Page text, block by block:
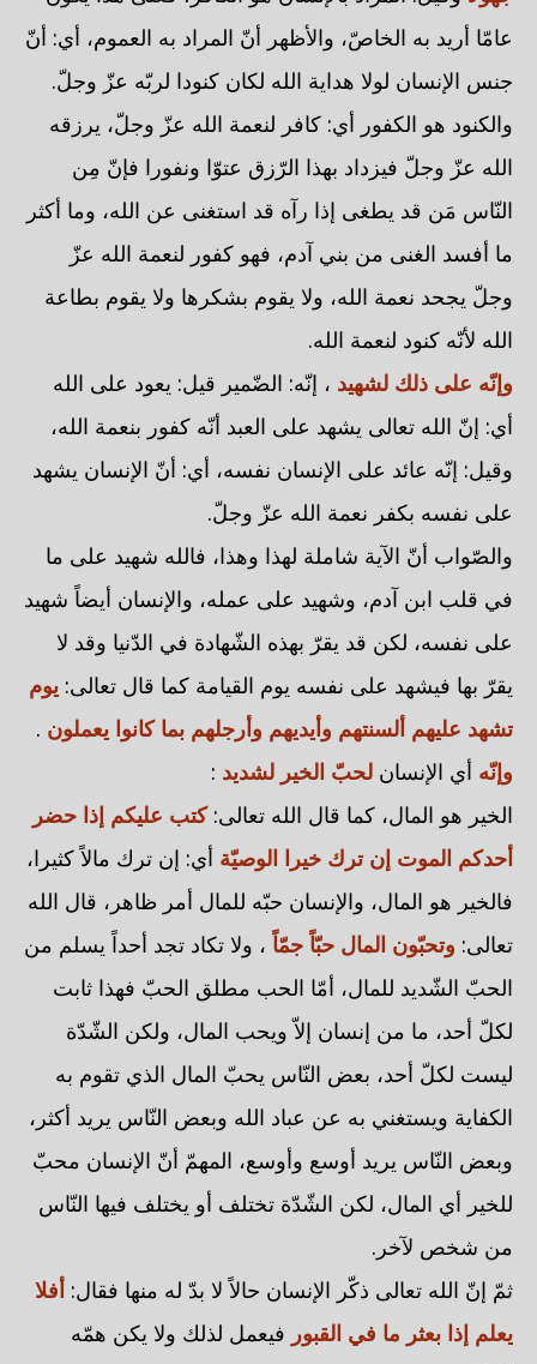
عامّا أريد به الخاصّ، والأظهر أنّ المراد به العموم، أي: أنّ
جنس الإنسان لولا هداية الله لكان كنودا لربّه عزّ وجلّ.
والكنود هو الكفور أي: كافر لنعمة الله عزّ وجلّ، يرزقه
الله عزّ وجلّ فيزداد بهذا الرّزق عتوّا ونفورا فإنّ مِن
النّاس مَن قد يطغى إذا رآه قد استغنى عن الله، وما أكثر
ما أفسد الغنى من بني آدم، فهو كفور لنعمة الله عزّ
وجلّ يجحد نعمة الله، ولا يقوم بشكرها ولا يقوم بطاعة
الله لأنّه كنود لنعمة الله.
وإنّه على ذلك لشهيد ، إنّه: الضّمير قيل: يعود على الله
أي: إنّ الله تعالى يشهد على العبد أنّه كفور بنعمة الله،
وقيل: إنّه عائد على الإنسان نفسه، أي: أنّ الإنسان يشهد
على نفسه بكفر نعمة الله عزّ وجلّ.
والصّواب أنّ الآية شاملة لهذا وهذا، فالله شهيد على ما
في قلب ابن آدم، وشهيد على عمله، والإنسان أيضاً شهيد
على نفسه، لكن قد يقرّ بهذه الشّهادة في الدّنيا وقد لا
يقرّ بها فيشهد على نفسه يوم القيامة كما قال تعالى: يوم
تشهد عليهم ألسنتهم وأيديهم وأرجلهم بما كانوا يعملون .
وإنّه أي الإنسان لحبّ الخير لشديد :
الخير هو المال، كما قال الله تعالى:كتب عليكم إذا حضر
أحدكم الموت إن ترك خيرا الوصيّة أي: إن ترك مالاً كثيرا،
فالخير هو المال، والإنسان حبّه للمال أمر ظاهر، قال الله
تعالى: وتحبّون المال حبّاً جمّاً ، ولا تكاد تجد أحداً يسلم من
الحبّ الشّديد للمال، أمّا الحب مطلق الحبّ فهذا ثابت
لكلّ أحد، ما من إنسان إلاّ ويحب المال، ولكن الشّدّة
ليست لكلّ أحد، بعض النّاس يحبّ المال الذي تقوم به
الكفاية ويستغني به عن عباد الله وبعض النّاس يريد أكثر،
وبعض النّاس يريد أوسع وأوسع، المهمّ أنّ الإنسان محبّ
للخير أي المال، لكن الشّدّة تختلف أو يختلف فيها النّاس
من شخص لآخر.
ثمّ إنّ الله تعالى ذكّر الإنسان حالاً لا بدّ له منها فقال: أفلا
يعلم إذا بعثر ما في القبور فيعمل لذلك ولا يكن همّه